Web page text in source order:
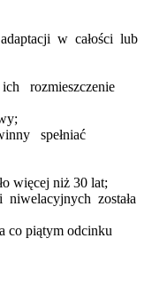
w całości lub
rozmieszczenie
spełniać
więcej niż 30 lat;
została
co piątym odcinku